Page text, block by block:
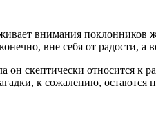
внимания
вне себя от радости, а
скептически относится к
к сожалению, остаются